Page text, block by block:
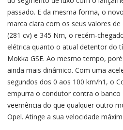
passado. E da mesma forma, o
marca clara com os seus valores
(281 cv) e 345 Nm, o recém-
elétrica quanto o atual detentor do
Mokka GSE. Ao mesmo tempo,
ainda mais dinâmico. Com uma
segundos dos 0 aos 100 km/h1, o
empurra o condutor contra o banco
veemência do que qualquer outro
Opel. Atinge a sua velocidade